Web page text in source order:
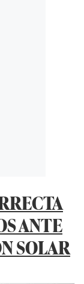
ANTE
SOLAR